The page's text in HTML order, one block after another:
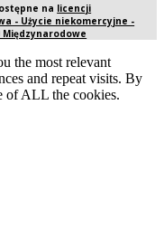
na licencji
- Użycie niekomercyjne -
the most relevant
and repeat visits. By
of ALL the cookies.